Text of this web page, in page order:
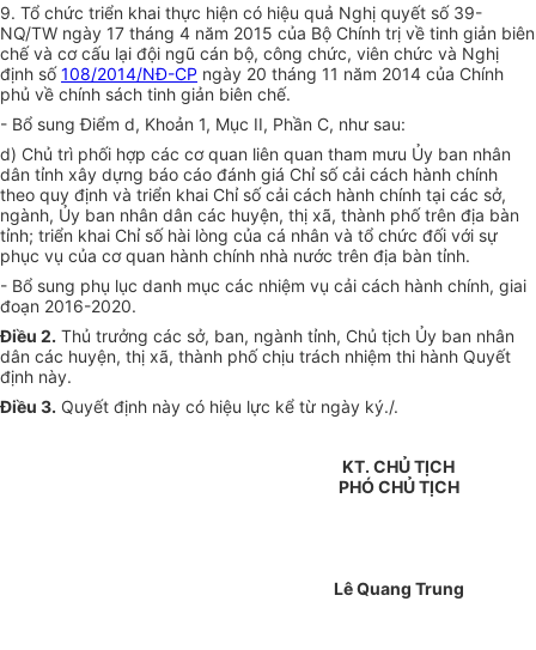
9. Tổ chức triển khai thực hiện có hiệu quả Nghị quyết số 39-
NQ/TW ngày 17 tháng 4 năm 2015 của Bộ Chính trị về tinh giản biên
chế và cơ cấu lại đội ngũ cán bộ, công chức, viên chức và Nghị
định số108/2014/NĐ-CP ngày 20 tháng 11 năm 2014 của Chính
phủ về chính sách tinh giản biên chế.
- Bổ sung Điểm d, Khoản 1, Mục II, Phần C, như sau:
d) Chủ trì phối hợp các cơ quan liên quan tham mưu Ủy ban nhân
dân tỉnh xây dựng báo cáo đánh giá Chỉ số cải cách hành chính
theo quy định và triển khai Chỉ số cải cách hành chính tại các sở,
ngành, Ủy ban nhân dân các huyện, thị xã, thành phố trên địa bàn
tỉnh; triển khai Chỉ số hài lòng của cá nhân và tổ chức đối với sự
phục vụ của cơ quan hành chính nhà nước trên địa bàn tỉnh.
- Bổ sung phụ lục danh mục các nhiệm vụ cải cách hành chính, giai
đoạn 2016-2020.
Điều 2. Thủ trưởng các sở, ban, ngành tỉnh, Chủ tịch Ủy ban nhân
dân các huyện, thị xã, thành phố chịu trách nhiệm thi hành Quyết
định này.
Điều 3. Quyết định này có hiệu lực kể từ ngày ký./.
KT. CHỦ TỊCH
PHÓ CHỦ TỊCH
Lê Quang Trung